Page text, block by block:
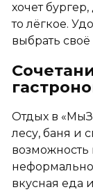
хочет
то лёгкое.
выбрать
Отдых в
лесу, баня и
возможность
вкусная еда